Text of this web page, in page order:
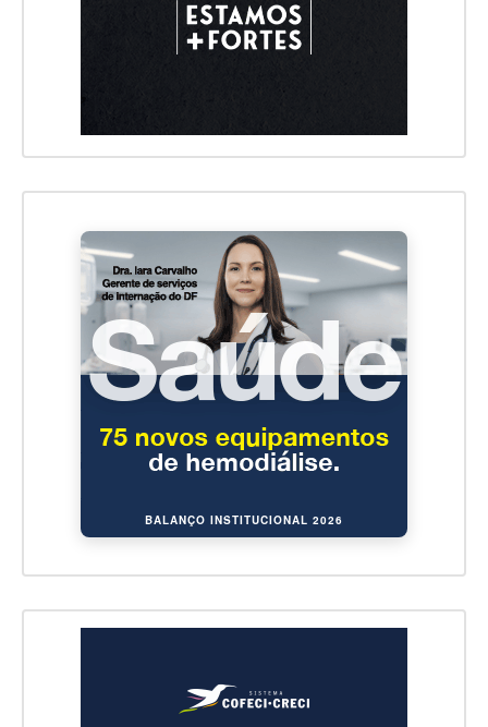
BALANÇO INSTITUCIONAL 2026